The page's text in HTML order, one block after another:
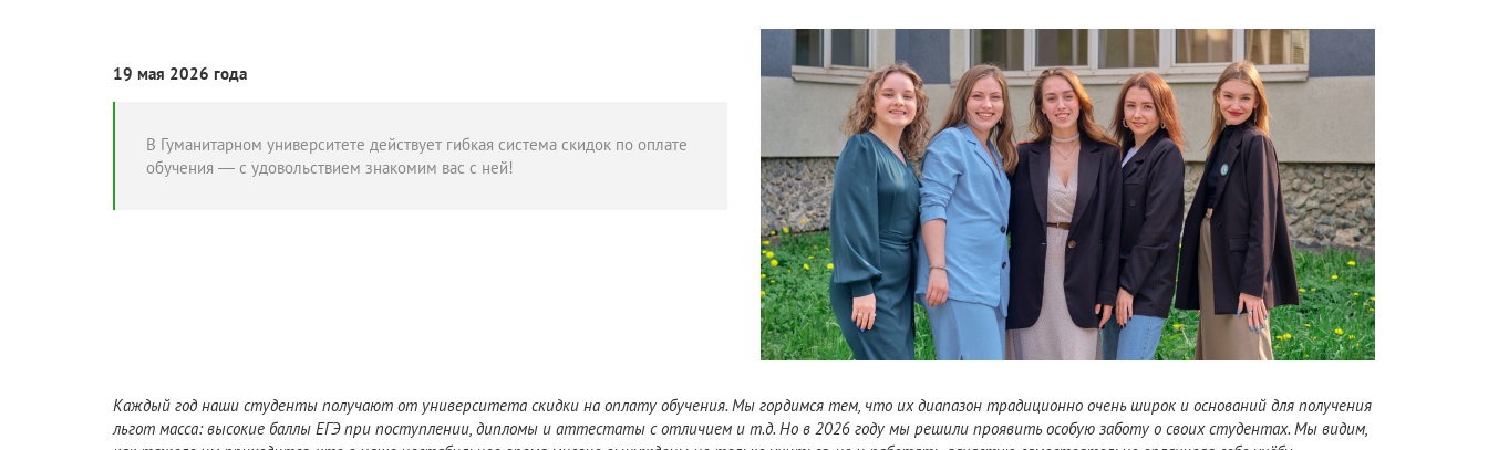
19 мая 2026 года
В Гуманитарном университете действует гибкая система скидок по оплате
обучения — с удовольствием знакомим вас с ней!
Каждый год наши студенты получают от университета скидки на оплату обучения. Мы гордимся тем, что их диапазон традиционно очень широк и оснований для получения
льгот масса: высокие баллы ЕГЭ при поступлении, дипломы и аттестаты с отличием и т.д. Но в 2026 году мы решили проявить особую заботу о своих студентах. Мы видим,